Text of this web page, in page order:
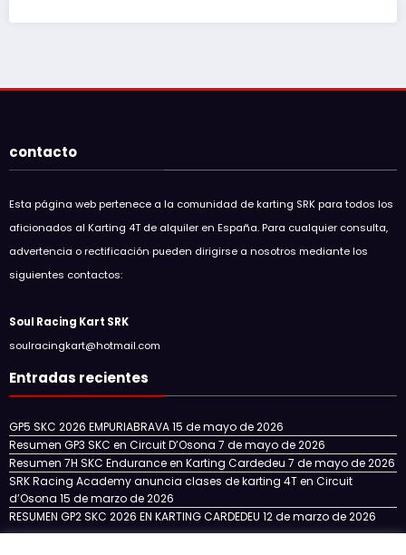
contacto
Esta página web pertenece a la comunidad de karting SRK para todos los
aficionados al Karting 4T de alquiler en España. Para cualquier consulta,
advertencia o rectificación pueden dirigirse a nosotros mediante los
siguientes contactos:
Soul Racing Kart SRK
soulracingkart@hotmail.com
Entradas recientes
GP5 SKC 2026 EMPURIABRAVA15 de mayo de 2026
Resumen GP3 SKC en Circuit D’Osona 7 de mayo de 2026
Resumen 7H SKC Endurance en Karting Cardedeu 7 de mayo de 2026
SRK Racing Academy anuncia clases de karting 4T en Circuit
d’Osona 15 de marzo de 2026
RESUMEN GP2 SKC 2026 EN KARTING CARDEDEU 12 de marzo de 2026